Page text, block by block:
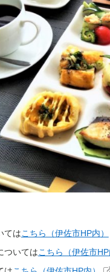
てはこちら（伊佐市HP内）
ついてはこちら（伊佐市